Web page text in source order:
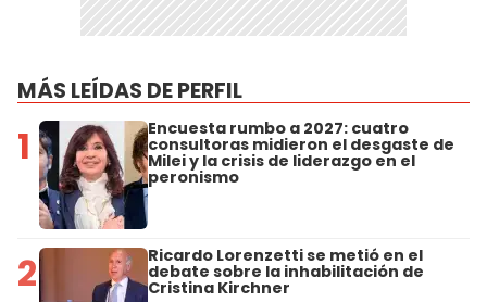
MÁS LEÍDAS DE PERFIL
1 Encuesta rumbo a 2027: cuatro
consultoras midieron el desgaste de
Milei y la crisis de liderazgo en el
peronismo
2 Ricardo Lorenzetti se metió en el
debate sobre la inhabilitación de
Cristina Kirchner